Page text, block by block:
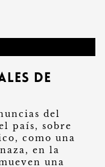
de
del
país, sobre
como una
en la
una